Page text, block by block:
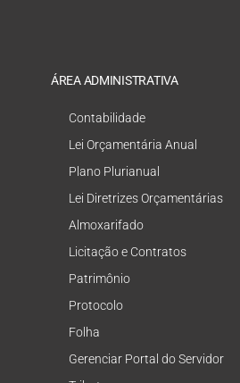
ÁREA ADMINISTRATIVA
Contabilidade
Lei Orçamentária Anual
Plano Plurianual
Lei Diretrizes Orçamentárias
Almoxarifado
Licitação e Contratos
Patrimônio
Protocolo
Folha
Gerenciar Portal do Servidor